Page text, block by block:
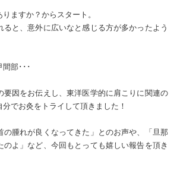
ますか？からスタート。
ると、意外に広いなと感じる方が多かったよう
間部･･･
要因をお伝えし、東洋医学的に肩こりに関連の
でお灸をトライして頂きました！
の腫れが良くなってきた」とのお声や、「旦那
のよ」など、今回もとっても嬉しい報告を頂き